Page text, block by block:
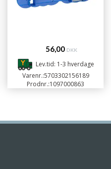
56,00 DKK
Lev.tid: 1-3 hverdage
Varenr.:5703302156189
Prodnr.:1097000863